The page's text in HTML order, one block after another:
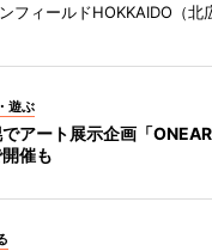
フィールドHOKKAIDO（北
遊ぶ
アート展示企画「
催も